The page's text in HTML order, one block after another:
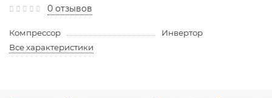
0 отзывов
Компрессор
Инвертор
Все характеристики